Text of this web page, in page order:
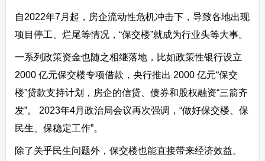
自2022年7月起，房企流动性危机冲击下，导致各地出现
项目停工、烂尾等情况，“保交楼”就成为行业头等大事。
一系列政策资金也随之相继落地，比如政策性银行设立
2000 亿元保交楼专项借款，央行推出 2000 亿元“保交
楼”贷款支持计划，房企的信贷、债券和股权融资“三箭齐
发”。 2023年4月政治局会议再次强调，“做好保交楼、保
民生、保稳定工作”。
除了关乎民生问题外，保交楼也能直接带来经济效益。